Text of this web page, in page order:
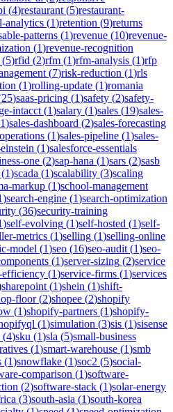
(4)restaurant (5)restaurant-
analytics (1)retention (9)returns
patterns (1)revenue (10)revenue-
(1)revenue-recognition
(5)rfid (2)rfm (1)rfm-analysis (1)rfp
(7)risk-reduction (1)rls
(1)rolling-update (1)romania
25)saas-pricing (1)safety (2)safety-
intacct (1)salary (1)sales (19)sales-
1)sales-dashboard (2)sales-forecasting
(1)sales-pipeline (1)sales-
(1)salesforce-essentials
one (2)sap-hana (1)sars (2)sasb
(1)scada (1)scalability (3)scaling
markup (1)school-management
)search-engine (1)search-optimization
(36)security-training
)self-evolving (1)self-hosted (1)self-
metrics (1)selling (1)selling-online
model (1)seo (16)seo-audit (1)seo-
(1)server-sizing (2)service
efficiency (1)service-firms (1)services
sharepoint (1)shein (1)shift-
floor(2)shopee (2)shopify
(1)shopify-partners (1)shopify-
(1)simulation (3)sis (1)sisense
(4)sku (1)sla (5)small-business
(1)smart-warehouse (1)smb
(1)snowflake (1)soc2 (5)social-
comparison (1)software-
(2)software-stack (1)solar-energy
(3)south-asia (1)south-korea